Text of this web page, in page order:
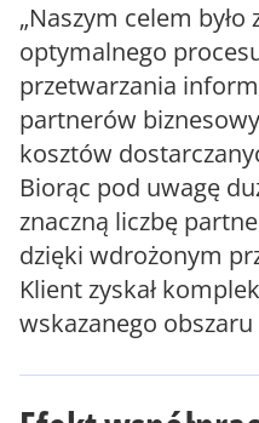
„Naszym celem
optymalnego
przetwarzania
partnerów
kosztów
Biorąc pod uwagę
znaczną liczbę
dzięki wdrożonym
Klient zyskał
wskazanego obszaru